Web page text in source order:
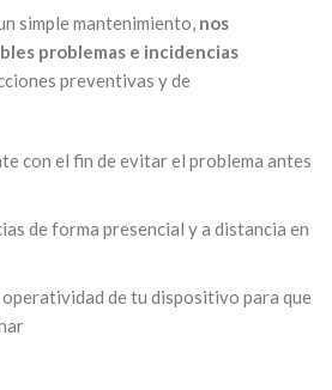
simple mantenimiento, nos
problemas e incidencias
preventivas y de
con el fin de evitar el problema antes
de forma presencial y a distancia en
operatividad de tu dispositivo para que